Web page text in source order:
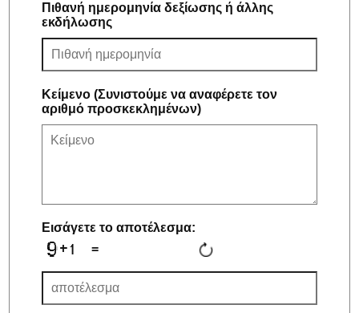
Πιθανή ημερομηνία δεξίωσης ή άλλης
εκδήλωσης
Κείμενο (Συνιστούμε να αναφέρετε τον
αριθμό προσκεκλημένων)
Εισάγετε το αποτέλεσμα:
=